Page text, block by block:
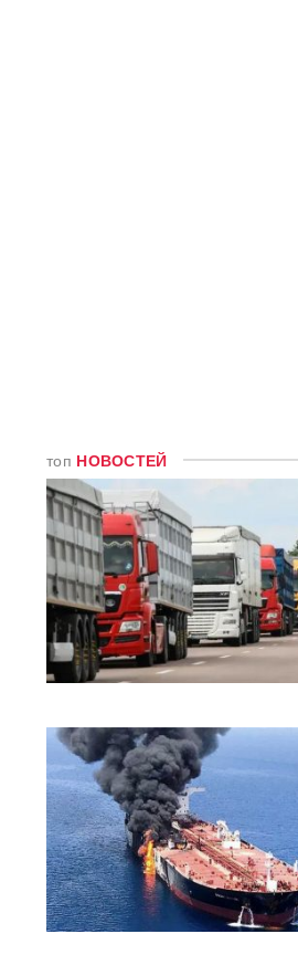
Иск о снятии «Яблока» с
выборов обосновали фото
Бони, кадрами из «Войны и
мира» и «вокзалом»
ChatGPT
В Екатеринбурге склад
Wildberries загорелся после
атаки БПЛА ВСУВИДЕО
заявлений об угрозе со
стороны России
Польша сделала шаг к
прямому конфликту?
Сикорский предложил
сбивать ракеты РФ над
Украиной — Москва ответила
СК возбудил уголовное дело
топ НОВОСТЕЙ